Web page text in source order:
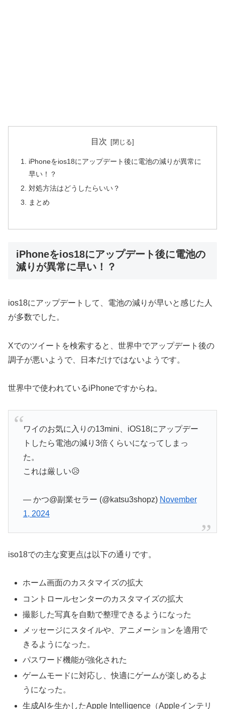
目次
iPhoneをios18にアップデート後に電池の減りが異常に
早い！？
対処方法はどうしたらいい？
まとめ
iPhoneをios18にアップデート後に電池の
減りが異常に早い！？
ios18にアップデートして、電池の減りが早いと感じた人
が多数でした。
Xでのツイートを検索すると、世界中でアップデート後の
調子が悪いようで、日本だけではないようです。
世界中で使われているiPhoneですからね。
ワイのお気に入りの13mini、iOS18にアップデー
トしたら電池の減り3倍くらいになってしまっ
た。
これは厳しい😥
— かつ@副業セラー (@katsu3shopz) November
1, 2024
iso18での主な変更点は以下の通りです。
ホーム画面のカスタマイズの拡大
コントロールセンターのカスタマイズの拡大
撮影した写真を自動で整理できるようになった
メッセージにスタイルや、アニメーションを適用で
きるようになった。
パスワード機能が強化された
ゲームモードに対応し、快適にゲームが楽しめるよ
うになった。
生成AIを生かしたApple Intelligence（Appleインテリ